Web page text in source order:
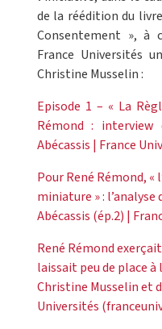
de la réédition du
Consentement », à
France Universités
Christine Musselin :
Episode 1 – « La
Rémond : interview
Abécassis | France
Pour René Rémond, «
miniature » :
Abécassis (ép.2) |
René Rémond
laissait peu de place
Christine Musselin et
Universités